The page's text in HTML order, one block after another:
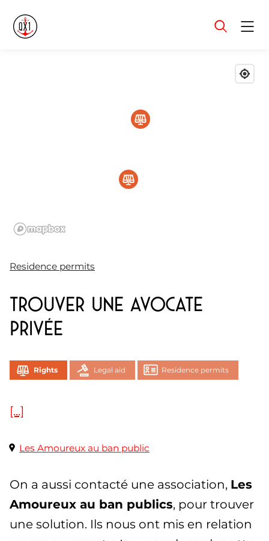
Residence permits
Trouver une avocate
privée
Rights Legal aid Residence permits
[...]
Les Amoureux au ban public
On a aussi contacté une association, Les
Amoureux au ban publics, pour trouver
une solution. Ils nous ont mis en relation